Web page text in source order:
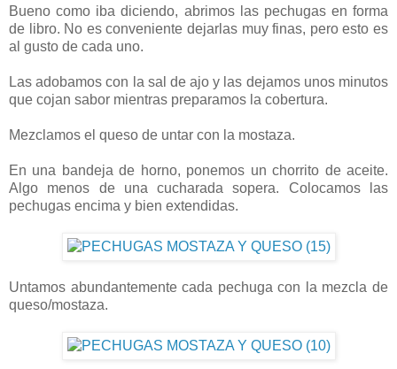
Bueno como iba diciendo, abrimos las pechugas en forma
de libro. No es conveniente dejarlas muy finas, pero esto es
al gusto de cada uno.
Las adobamos con la sal de ajo y las dejamos unos minutos
que cojan sabor mientras preparamos la cobertura.
Mezclamos el queso de untar con la mostaza.
En una bandeja de horno, ponemos un chorrito de aceite.
Algo menos de una cucharada sopera. Colocamos las
pechugas encima y bien extendidas.
Untamos abundantemente cada pechuga con la mezcla de
queso/mostaza.